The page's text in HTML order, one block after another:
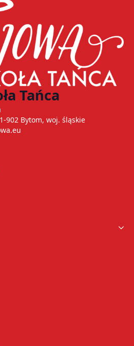
Tańca
902 Bytom, woj. śląskie